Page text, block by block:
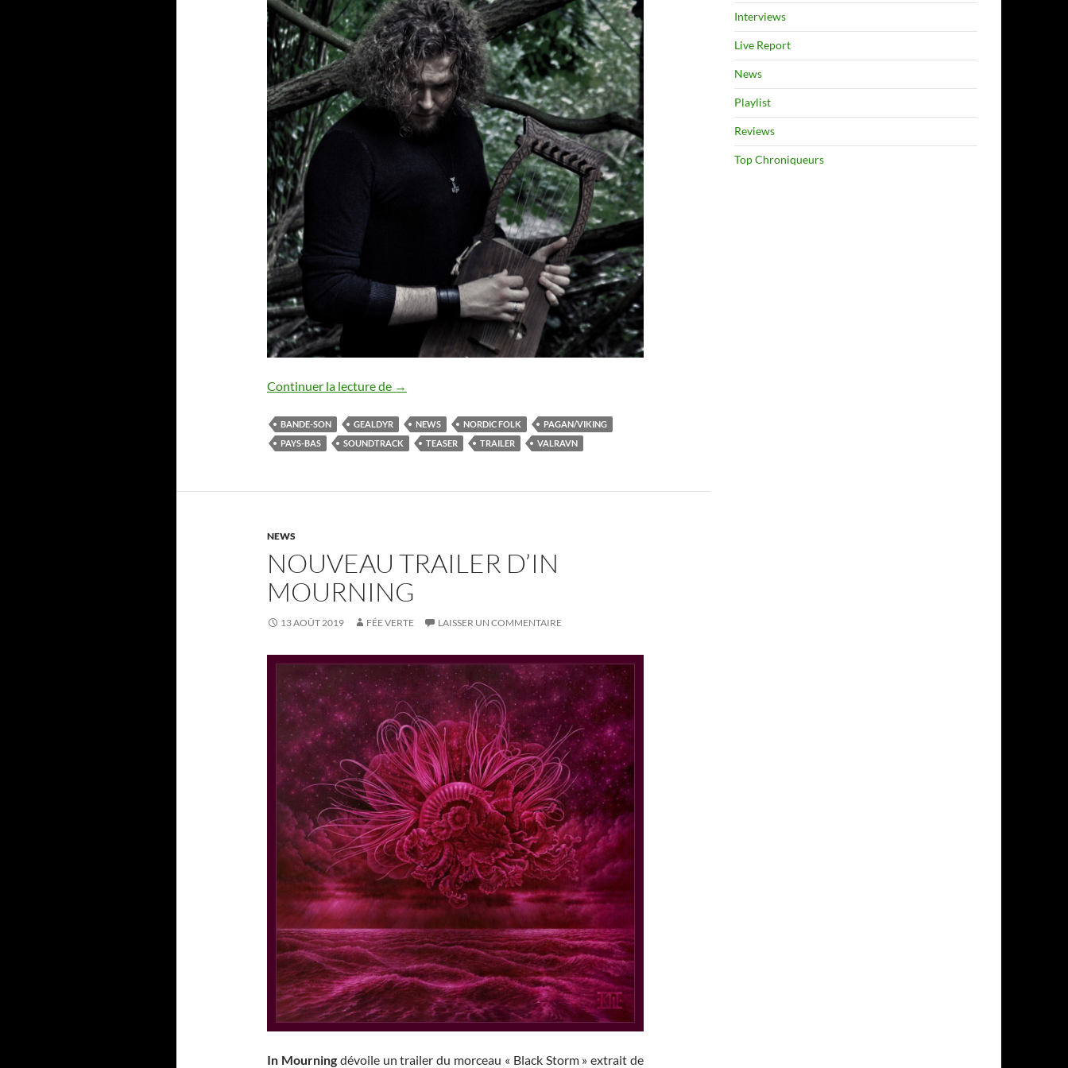
Continuer la lecture de Gealdýr : deuxième teaser de Valravn
→
BANDE-SON GEALDYR NEWS NORDIC FOLK
PAGAN/VIKING
PAYS-BAS
SOUNDTRACK TEASER TRAILER VALRAVN
NEWS
NOUVEAU TRAILER D’IN
MOURNING
13 AOÛT 2019 FÉE VERTE LAISSER UN COMMENTAIRE
In Mourningdévoile un trailer du morceau « Black Storm » extrait de
Interviews
Live Report
News
Playlist
Reviews
Top Chroniqueurs